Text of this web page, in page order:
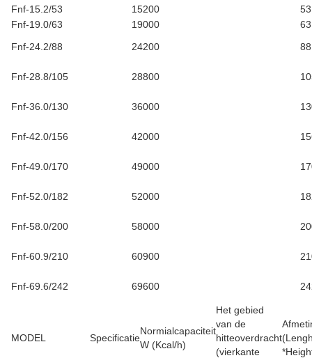
Fnf-15.2/53
15200
53
Fnf-19.0/63
19000
63
Fnf-24.2/88
24200 88
Fnf-28.8/105 28800
Fnf-36.0/130 36000
Fnf-42.0/156 42000
Fnf-49.0/170 49000
Fnf-52.0/182 52000
Fnf-58.0/200 58000
Fnf-60.9/210 60900
Fnf-69.6/242 69600
MODEL Specificatie
Normialcapaciteit
W (Kcal/h)
Het gebied
van de
hitteoverdracht
(vierkante